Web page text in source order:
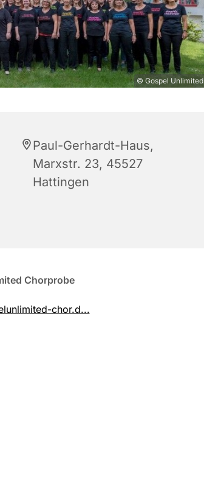
© Gospel Unlimited
Paul-Gerhardt-Haus,
Marxstr. 23, 45527
Hattingen
Chorprobe
chor.d...